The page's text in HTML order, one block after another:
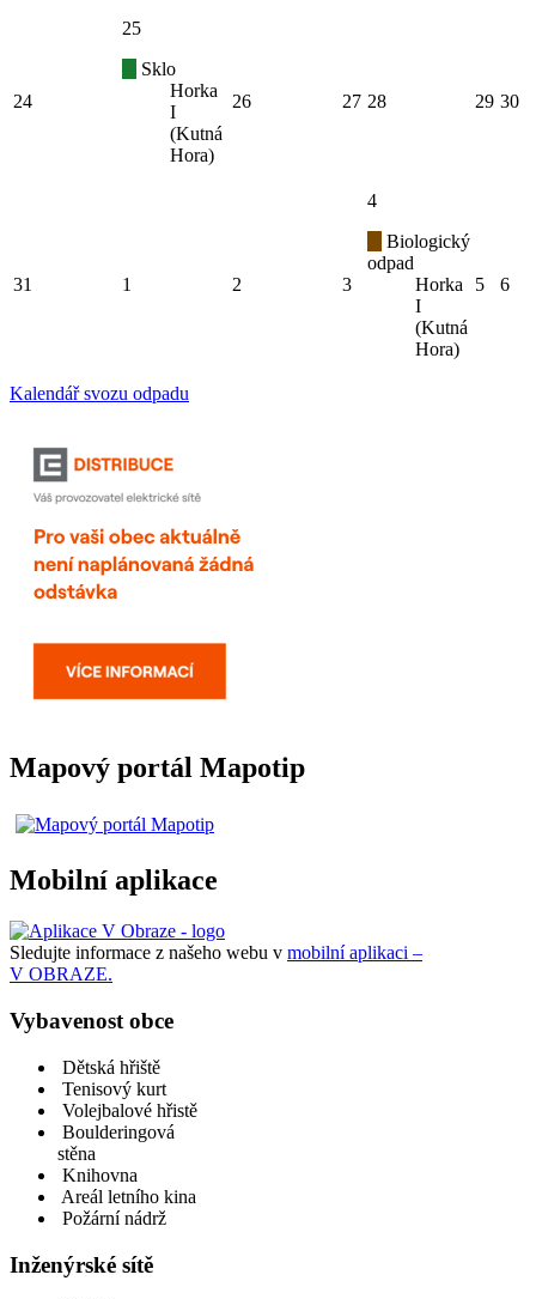
24
25
Sklo
Horka
I
(Kutná
Hora)
26 27 28 29 30
31 1 2 3
4
Biologický
odpad
Horka
I
(Kutná
Hora)
5 6
Kalendář svozu odpadu
Mapový portál Mapotip
Mobilní aplikace
Sledujte informace z našeho webu v mobilní aplikaci –
V OBRAZE.
Vybavenost obce
Dětská hřiště
Tenisový kurt
Volejbalové hřistě
Boulderingová
stěna
Knihovna
Areál letního kina
Požární nádrž
Inženýrské sítě